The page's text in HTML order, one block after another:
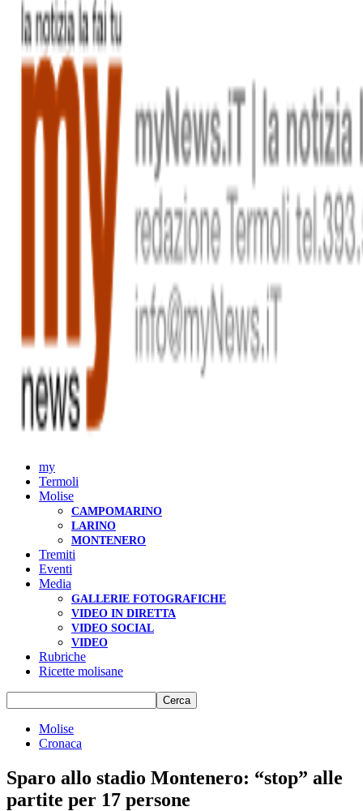
my
Termoli
Molise
CAMPOMARINO
LARINO
MONTENERO
Tremiti
Eventi
Media
GALLERIE FOTOGRAFICHE
VIDEO IN DIRETTA
VIDEO SOCIAL
VIDEO
Rubriche
Ricette molisane
Molise
Cronaca
Sparo allo stadio Montenero: “stop” alle
partite per 17 persone